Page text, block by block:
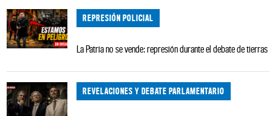
REPRESIÓN POLICIAL
La Patria no se vende: represión durante el debate de tierras
REVELACIONES Y DEBATE PARLAMENTARIO